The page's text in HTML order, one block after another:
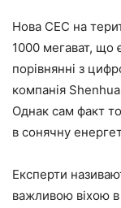
Нова СЕС на
1000 мегават, що
порівнянні з
компанія
Однак сам факт
в сонячну
Експерти
важливою віхою в